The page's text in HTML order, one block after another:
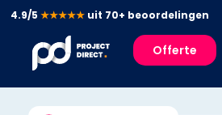
4.9/5 ★★★★★ uit 70+ beoordelingen
Offerte